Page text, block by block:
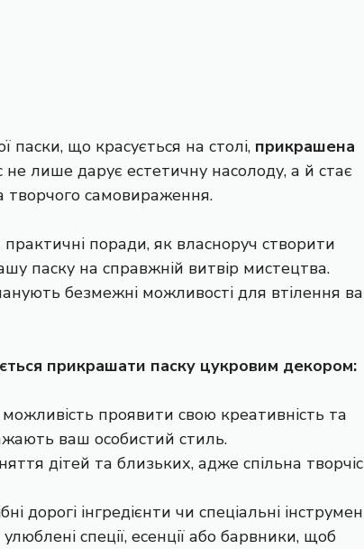
що красується на столі, прикрашена
лише дарує естетичну насолоду, а й стає
творчого самовираження.
практичні поради, як власноруч створити
паску на справжній витвір мистецтва.
безмежні можливості для втілення
прикрашати паску цукровим декором:
проявити свою креативність та
ваш особистий стиль.
дітей та близьких, адже спільна
дорогі інгредієнти чи спеціальні
спеції, есенції або барвники, щоб